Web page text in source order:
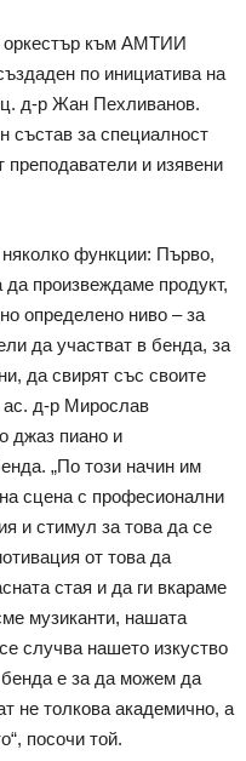
оркестър към АМТИИ
по инициатива на
д-р Жан Пехливанов.
състав за специалност
преподаватели и изявени
функции: Първо,
да произвеждаме продукт,
определено ниво – за
да участват в бенда, за
да свирят със своите
ас. д-р Мирослав
джаз пиано и
„По този начин им
сцена с професионални
и стимул за това да се
от това да
стая и да ги вкараме
музиканти, нашата
случва нашето изкуство
е за да можем да
не толкова академично, а
посочи той.